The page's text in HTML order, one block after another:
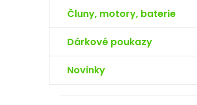
Čluny, motory, baterie
Dárkové poukazy
Novinky